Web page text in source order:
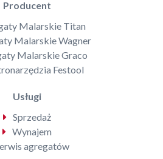
Producent
Malarskie Titan
Malarskie Wagner
Malarskie Graco
Festool
Usługi
Sprzedaż
Wynajem
agregatów